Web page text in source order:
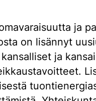
ja
on lisännyt
ja